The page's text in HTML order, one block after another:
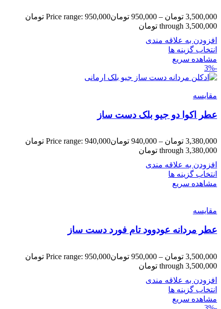
3,500,000 تومان –
950,000 تومان
Price range: 950,000 تومان
through 3,500,000 تومان
افزودن به علاقه مندی
انتخاب گزینه ها
مشاهده سریع
-3%
مقایسه
عطر اکوا دو جیو بلک دست ساز
3,380,000 تومان –
940,000 تومان
Price range: 940,000 تومان
through 3,380,000 تومان
افزودن به علاقه مندی
انتخاب گزینه ها
مشاهده سریع
مقایسه
عطر مردانه عودوود تام فورد دست ساز
3,500,000 تومان –
950,000 تومان
Price range: 950,000 تومان
through 3,500,000 تومان
افزودن به علاقه مندی
انتخاب گزینه ها
مشاهده سریع